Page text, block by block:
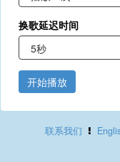
换歌延迟时间
开始播放
联系我们